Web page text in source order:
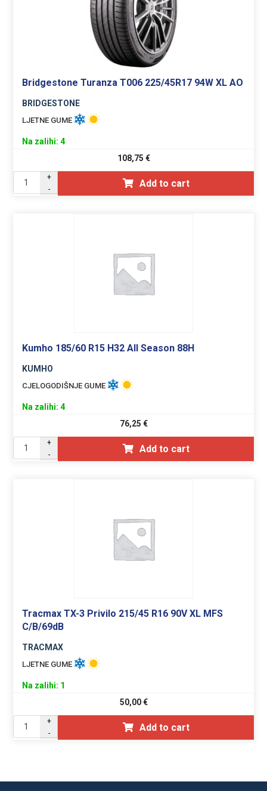
Bridgestone Turanza T006 225/45R17 94W XL AO
BRIDGESTONE
LJETNE GUME
Na zalihi: 4
108,75 €
+
-
Add to cart
Kumho 185/60 R15 H32 All Season 88H
KUMHO
CJELOGODIŠNJE GUME
Na zalihi: 4
76,25 €
+
-
Add to cart
Tracmax TX-3 Privilo 215/45 R16 90V XL MFS
C/B/69dB
TRACMAX
LJETNE GUME
Na zalihi: 1
50,00€
+
-
Add to cart